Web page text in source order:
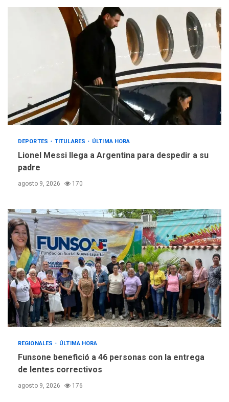
DEPORTES TITULARES ÚLTIMA HORA
Lionel Messi llega a Argentina para despedir a su
padre
agosto 9, 2026 170
REGIONALES ÚLTIMA HORA
Funsone benefició a 46 personas con la entrega
de lentes correctivos
agosto 9, 2026 176